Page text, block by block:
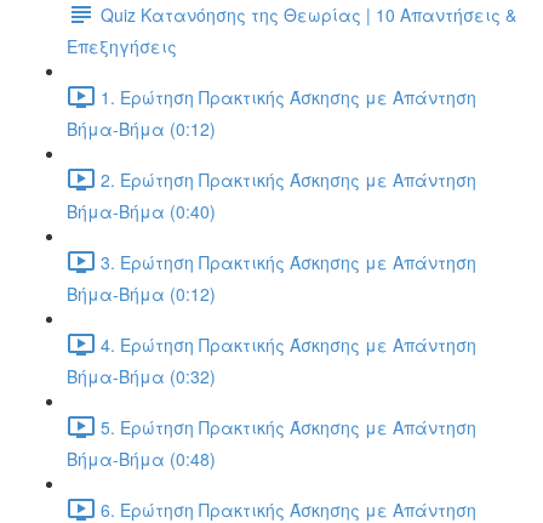
Quiz Κατανόησης της Θεωρίας | 10 Απαντήσεις &
Επεξηγήσεις
1. Ερώτηση Πρακτικής Άσκησης με Απάντηση
Βήμα-Βήμα (0:12)
2. Ερώτηση Πρακτικής Άσκησης με Απάντηση
Βήμα-Βήμα (0:40)
3. Ερώτηση Πρακτικής Άσκησης με Απάντηση
Βήμα-Βήμα (0:12)
4. Ερώτηση Πρακτικής Άσκησης με Απάντηση
Βήμα-Βήμα (0:32)
5. Ερώτηση Πρακτικής Άσκησης με Απάντηση
Βήμα-Βήμα (0:48)
6. Ερώτηση Πρακτικής Άσκησης με Απάντηση